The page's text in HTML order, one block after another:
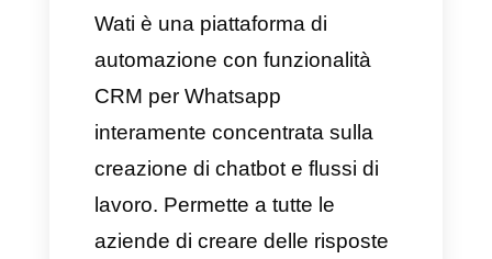
Le aziende che stanno
cercando delle soluzioni
semplici e di facile
migliorare notevolmente i loro